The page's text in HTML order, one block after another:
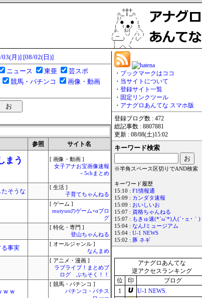
03(月)] [08/02(日)]
ニュース 東亜
芸スポ
競馬・パチンコ
画像・動画
参照 サイト名
まう
[ 画像・動画 ]
女子アナお宝画像速報
－5chまとめ
そうな
[ 生活 ]
子育てちゃんねる
[ ゲーム ]
mutyunのゲーム+αブロ
グ
[ 特化・専門 ]
登山ちゃんねる
事実
[ オールジャンル ]
なんまめ
[ アニメ・漫画 ]
ラブライブ！まとめブ
ログ ぷちそく！！
ｗｗ
[ 競馬・パチンコ ]
パチンコ・パチス
・ ブックマークはココ
・ 当サイトについて
・ 登録サイト一覧
・ 固定リンクツール
・ アナグロあんてな スマホ版
登録ブログ数 : 472
総記事数 : 8807881
更新 : 08/08(土)15:02
キーワード検索
※半角スペース区切りでAND検索
キーワード履歴
15:10 : F1情報通
15:09 : カンダタ速報
15:09 : おいしいお
15:07 : 資格ちゃんねる
15:07 : もきゅ速(*´ω`*)人(´･ェ･｀)
15:04 : なんJミュージアム
15:04 : U-1 NEWS
15:02 : 豚 ネギ
アナグロあんてな
逆アクセスランキング
位
印
ブログ
1
U-1 NEWS.